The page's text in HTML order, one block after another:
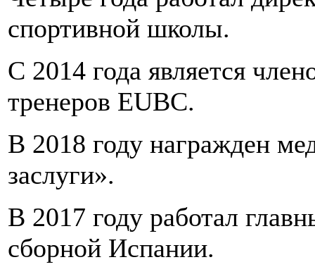
спортивной школы.
С 2014 года является
тренеров EUBC.
В 2018 году награжден
заслуги».
В 2017 году работал
сборной Испании.